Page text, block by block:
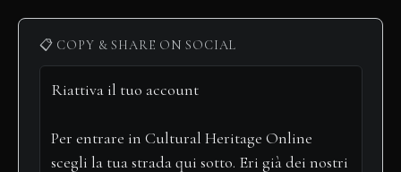
📋 COPY & SHARE ON SOCIAL